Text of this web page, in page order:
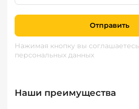
Отправить
Нажимая кнопку вы соглашаетесь
персональных данных
Наши преимущества